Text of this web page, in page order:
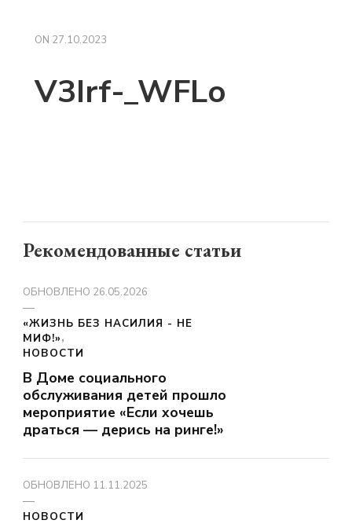
ON 27.10.2023
V3Irf-_WFLo
Рекомендованные статьи
ОБНОВЛЕНО 26.05.2026
«ЖИЗНЬ БЕЗ НАСИЛИЯ - НЕ
МИФ!»
НОВОСТИ
В Доме социального
обслуживания детей прошло
мероприятие «Если хочешь
драться — дерись на ринге!»
ОБНОВЛЕНО 11.11.2025
НОВОСТИ